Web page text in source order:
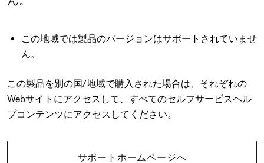
この地域では製品のバージョンはサポートされていませ
ん。
この製品を別の国/地域で購入された場合は、それぞれの
Webサイトにアクセスして、すべてのセルフサービスヘル
プコンテンツにアクセスしてください。
サポートホームページへ